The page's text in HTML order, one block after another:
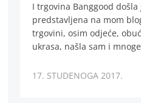
I trgovina Banggood
predstavljena na mom
trgovini, osim odjeće,
ukrasa, našla sam i
17. STUDENOGA 2017.